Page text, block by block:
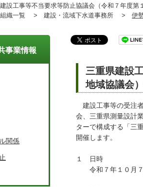
設工事等不当要求等防止協議会（令和７年度
織一覧 > 建設・流域下水道事務所 > 伊
三重県建設
地域協議会
建設工事等の受注
会、三重県測量設計
ターで構成する「三
開催します。
１ 日時
令和７年１０月７
事業情報
関係